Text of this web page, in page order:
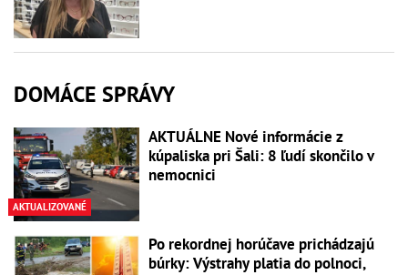
DOMÁCE SPRÁVY
AKTUALIZOVANÉ
AKTUÁLNE Nové informácie z
kúpaliska pri Šali: 8 ľudí skončilo v
nemocnici
Po rekordnej horúčave prichádzajú
búrky: Výstrahy platia do polnoci,